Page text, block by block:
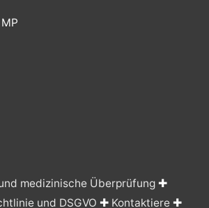
MP
medizinische Überprüfung✚
und DSGVO ✚ Kontaktiere✚